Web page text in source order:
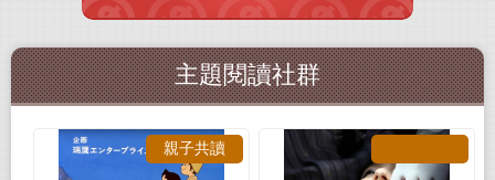
主題閱讀社群
親子共讀